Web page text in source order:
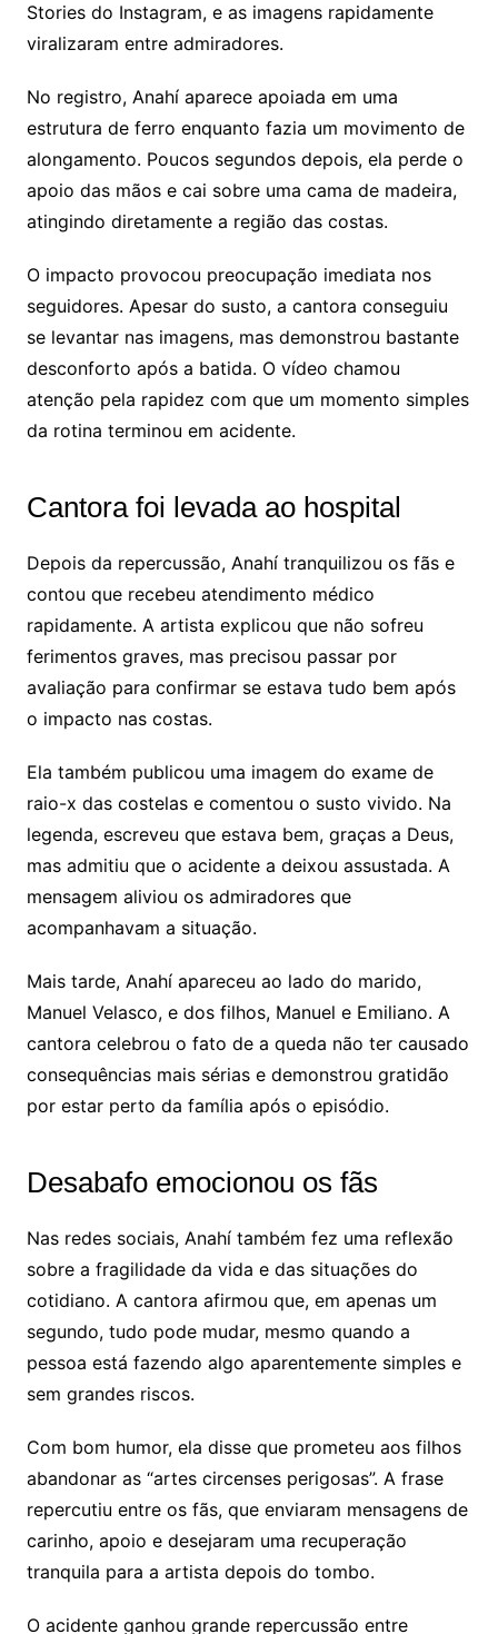
Stories do Instagram, e as imagens rapidamente
viralizaram entre admiradores.
No registro, Anahí aparece apoiada em uma
estrutura de ferro enquanto fazia um movimento de
alongamento. Poucos segundos depois, ela perde o
apoio das mãos e cai sobre uma cama de madeira,
atingindo diretamente a região das costas.
O impacto provocou preocupação imediata nos
seguidores. Apesar do susto, a cantora conseguiu
se levantar nas imagens, mas demonstrou bastante
desconforto após a batida. O vídeo chamou
atenção pela rapidez com que um momento simples
da rotina terminou em acidente.
Cantora foi levada ao hospital
Depois da repercussão, Anahí tranquilizou os fãs e
contou que recebeu atendimento médico
rapidamente. A artista explicou que não sofreu
ferimentos graves, mas precisou passar por
avaliação para confirmar se estava tudo bem após
o impacto nas costas.
Ela também publicou uma imagem do exame de
raio-x das costelas e comentou o susto vivido. Na
legenda, escreveu que estava bem, graças a Deus,
mas admitiu que o acidente a deixou assustada. A
mensagem aliviou os admiradores que
acompanhavam a situação.
Mais tarde, Anahí apareceu ao lado do marido,
Manuel Velasco, e dos filhos, Manuel e Emiliano. A
cantora celebrou o fato de a queda não ter causado
consequências mais sérias e demonstrou gratidão
por estar perto da família após o episódio.
Desabafo emocionou os fãs
Nas redes sociais, Anahí também fez uma reflexão
sobre a fragilidade da vida e das situações do
cotidiano. A cantora afirmou que, em apenas um
segundo, tudo pode mudar, mesmo quando a
pessoa está fazendo algo aparentemente simples e
sem grandes riscos.
Com bom humor, ela disse que prometeu aos filhos
abandonar as “artes circenses perigosas”. A frase
repercutiu entre os fãs, que enviaram mensagens de
carinho, apoio e desejaram uma recuperação
tranquila para a artista depois do tombo.
O acidente ganhou grande repercussão entre